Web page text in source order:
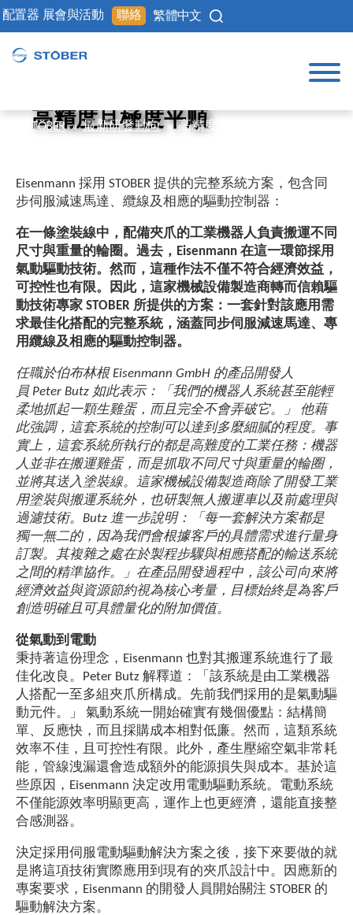
配置器 展會與活動 聯絡 繁體中文
STÖBER » 最新研發動向 » 高精度且極度平順
高精度且極度平順
Eisenmann 採用 STOBER 提供的完整系統方案，包含同
步伺服減速馬達、纜線及相應的驅動控制器：
在一條塗裝線中，配備夾爪的工業機器人負責搬運不同
尺寸與重量的輪圈。過去，Eisenmann 在這一環節採用
氣動驅動技術。然而，這種作法不僅不符合經濟效益，
可控性也有限。因此，這家機械設備製造商轉而信賴驅
動技術專家 STOBER 所提供的方案：一套針對該應用需
求最佳化搭配的完整系統，涵蓋同步伺服減速馬達、專
用纜線及相應的驅動控制器。
任職於伯布林根 Eisenmann GmbH 的產品開發人
員 Peter Butz 如此表示：「我們的機器人系統甚至能輕
柔地抓起一顆生雞蛋，而且完全不會弄破它。」 他藉
此強調，這套系統的控制可以達到多麼細膩的程度。事
實上，這套系統所執行的都是高難度的工業任務：機器
人並非在搬運雞蛋，而是抓取不同尺寸與重量的輪圈，
並將其送入塗裝線。這家機械設備製造商除了開發工業
用塗裝與搬運系統外，也研製無人搬運車以及前處理與
過濾技術。Butz 進一步說明：「每一套解決方案都是
獨一無二的，因為我們會根據客戶的具體需求進行量身
訂製。其複雜之處在於製程步驟與相應搭配的輸送系統
之間的精準協作。」在產品開發過程中，該公司向來將
經濟效益與資源節約視為核心考量，目標始終是為客戶
創造明確且可具體量化的附加價值。
從氣動到電動
秉持著這份理念，Eisenmann 也對其搬運系統進行了最
佳化改良。Peter Butz 解釋道：「該系統是由工業機器
人搭配一至多組夾爪所構成。先前我們採用的是氣動驅
動元件。」 氣動系統一開始確實有幾個優點：結構簡
單、反應快，而且採購成本相對低廉。然而，這類系統
效率不佳，且可控性有限。此外，產生壓縮空氣非常耗
能，管線洩漏還會造成額外的能源損失與成本。基於這
些原因，Eisenmann 決定改用電動驅動系統。電動系統
不僅能源效率明顯更高，運作上也更經濟，還能直接整
合感測器。
決定採用伺服電動驅動解決方案之後，接下來要做的就
是將這項技術實際應用到現有的夾爪設計中。因應新的
專案要求，Eisenmann 的開發人員開始關注 STOBER 的
驅動解決方案。